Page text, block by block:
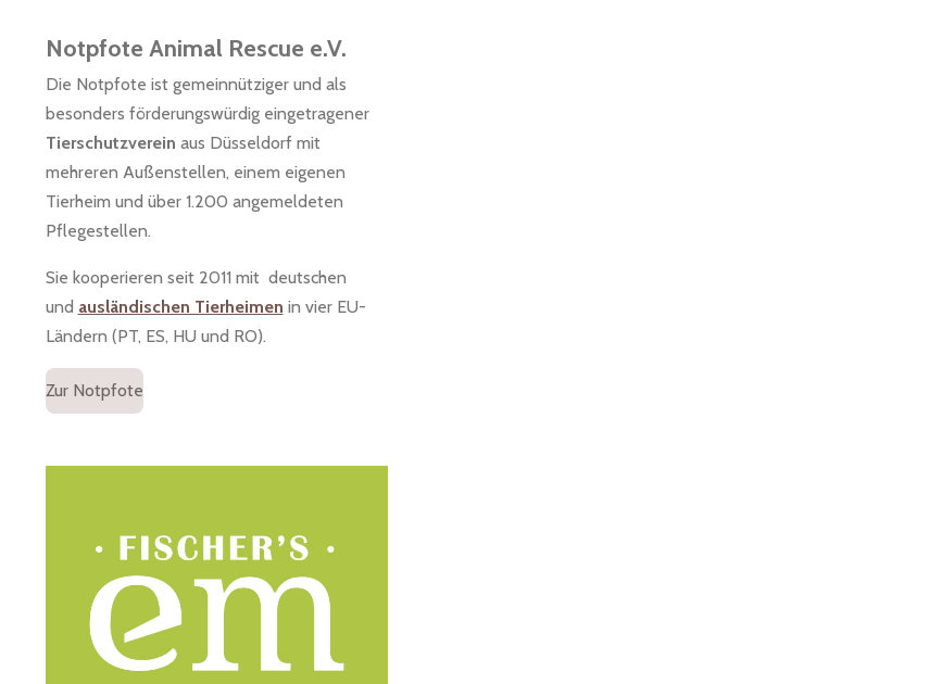
Notpfote Animal Rescue e.V.
Die Notpfote ist gemeinnütziger und als
besonders förderungswürdig eingetragener
Tierschutzverein aus Düsseldorf mit
mehreren Außenstellen, einem eigenen
Tierheim und über 1.200 angemeldeten
Pflegestellen.
Sie kooperieren seit 2011 mit deutschen
und ausländischen Tierheimen in vier EU-
Ländern (PT, ES, HU und RO).
Zur Notpfote